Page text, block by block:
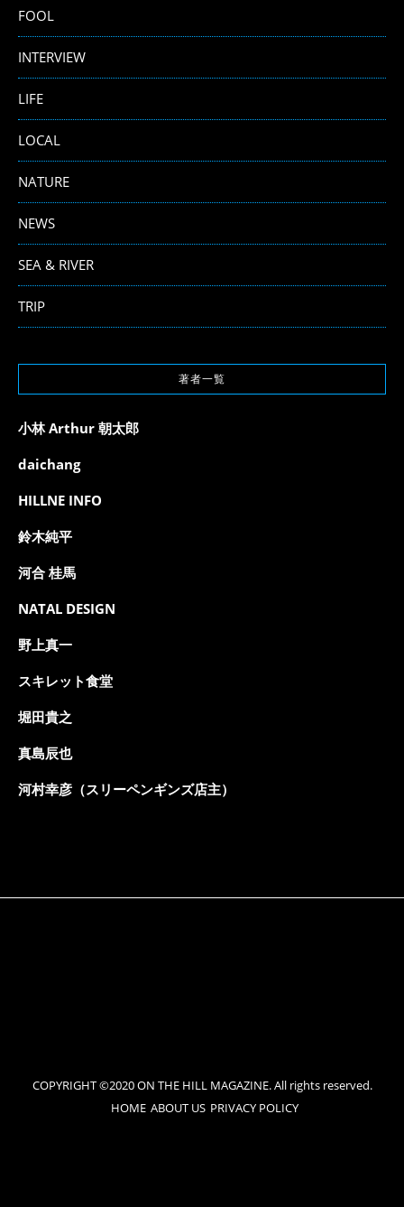
FOOL
INTERVIEW
LIFE
LOCAL
NATURE
NEWS
SEA & RIVER
TRIP
著者一覧
小林 Arthur 朝太郎
daichang
HILLNE INFO
鈴木純平
河合 桂馬
NATAL DESIGN
野上真一
スキレット食堂
堀田貴之
真島辰也
河村幸彦（スリーペンギンズ店主）
COPYRIGHT ©2020 ON THE HILL MAGAZINE. All rights reserved.
HOME ABOUT US PRIVACY POLICY